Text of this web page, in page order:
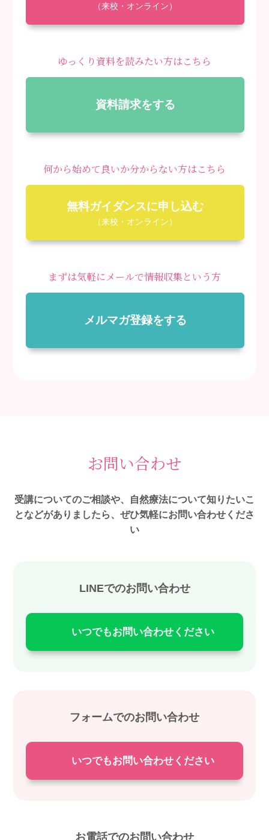
（来校・オンライン）
ゆっくり資料を読みたい方はこちら
資料請求をする
何から始めて良いか分からない方はこちら
無料ガイダンスに申し込む
（来校・オンライン）
まずは気軽にメールで情報収集という方
メルマガ登録をする
お問い合わせ
受講についてのご相談や、自然療法について知りたいこ
となどがありましたら、ぜひ気軽にお問い合わせくださ
い
LINEでのお問い合わせ
いつでもお問い合わせください
フォームでのお問い合わせ
いつでもお問い合わせください
お電話でのお問い合わせ